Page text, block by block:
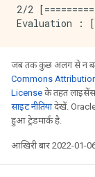
has-dict:
vocab-
[INFO
[INFO
learner:
features:
features:
features:
features:
2/2
जब तक कुछ अलग से न
Commons
License के तहत लाइसेंस
साइट नीतियांदेखें. Oracle
हुआ ट्रेडमार्क है.
आखिरी बार 2022-01-